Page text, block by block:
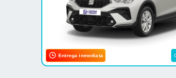
Entrega inmediata